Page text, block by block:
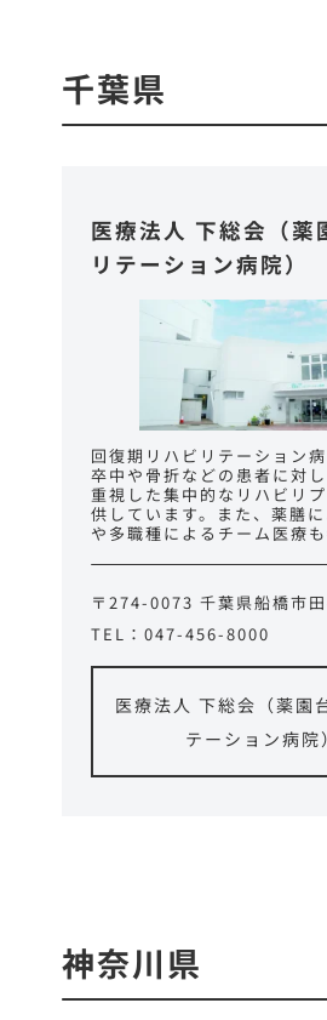
千葉県
医療法人 下総会（薬
リテーション病院）
回復期リハビリテーション
卒中や骨折などの患者に対
重視した集中的なリハビリ
供しています。また、薬膳
や多職種によるチーム医療も
〒274-0073 千葉県船橋市
TEL：047-456-8000
医療法人 下総会（薬園
テーション病院）
神奈川県